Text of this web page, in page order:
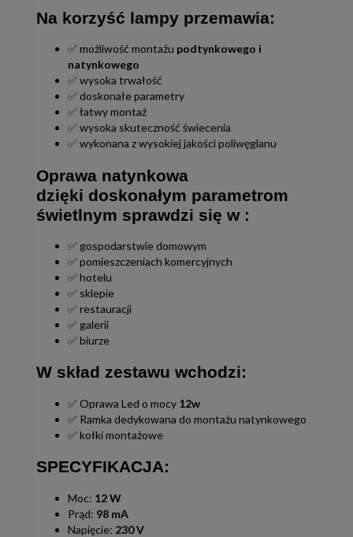
Na korzyść lampy przemawia:
✅ możliwość montażu podtynkowego i
natynkowego
✅ wysoka trwałość
✅ doskonałe parametry
✅ łatwy montaż
✅ wysoka skuteczność świecenia
✅ wykonana z wysokiej jakości poliwęglanu
Oprawa natynkowa
dzięki doskonałym parametrom
świetlnym sprawdzi się w :
✅ gospodarstwie domowym
✅ pomieszczeniach komercyjnych
✅ hotelu
✅ sklepie
✅ restauracji
✅ galerii
✅ biurze
W skład zestawu wchodzi:
✅ Oprawa Led o mocy 12w
✅ Ramka dedykowana do montażu natynkowego
✅ kołki montażowe
SPECYFIKACJA:
Moc: 12 W
Prąd: 98 mA
Napięcie: 230 V